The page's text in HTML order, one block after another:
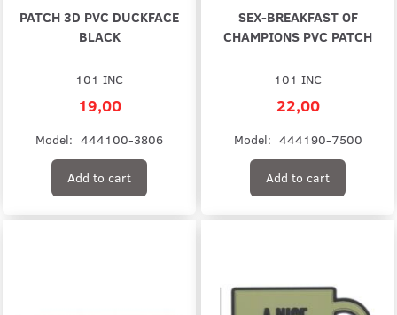
PATCH 3D PVC DUCKFACE
BLACK
101 INC
19,00
Model: 444100-3806
Add to cart
SEX-BREAKFAST OF
CHAMPIONS PVC PATCH
101 INC
22,00
Model: 444190-7500
Add to cart